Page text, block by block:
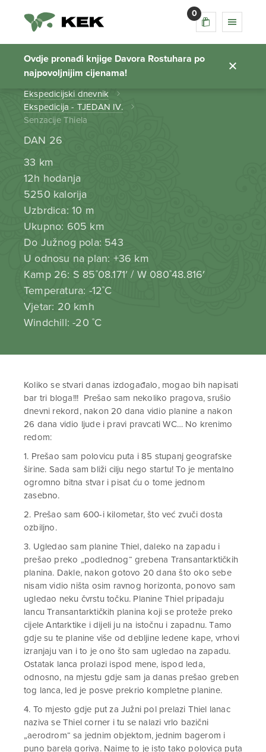
0
Ovdje pronađi knjige Davora Rostuhara po
najpovoljnijim cijenama!
Senzacije Thiela
Početna stranica
Ekspedicijski dnevnik
Ekspedicija - TJEDAN IV.
Senzacije Thiela
DAN 26
33 km
12h hodanja
5250 kalorija
Uzbrdica: 10 m
Ukupno: 605 km
Do Južnog pola: 543
U odnosu na plan: +36 km
Kamp 26: S 85˚08.171′ / W 080˚48.816′
Temperatura: -12˚C
Vjetar: 20 kmh
Windchill: -20 ˚C
Koliko se stvari danas izdogađalo, mogao bih napisati
bar tri bloga!!! Prešao sam nekoliko pragova, srušio
dnevni rekord, nakon 20 dana vidio planine a nakon
26 dana vidio ljude i pravi pravcati WC… No krenimo
redom:
1. Prešao sam polovicu puta i 85 stupanj geografske
širine. Sada sam bliži cilju nego startu! To je mentalno
ogromno bitna stvar i pisat ću o tome jednom
zasebno.
2. Prešao sam 600-i kilometar, što već zvuči dosta
ozbiljno.
3. Ugledao sam planine Thiel, daleko na zapadu i
prešao preko „podlednog“ grebena Transantarktičkih
planina. Dakle, nakon gotovo 20 dana što oko sebe
nisam vidio ništa osim ravnog horizonta, ponovo sam
ugledao neku čvrstu točku. Planine Thiel pripadaju
lancu Transantarktičkih planina koji se proteže preko
cijele Antarktike i dijeli ju na istočnu i zapadnu. Tamo
gdje su te planine više od debljine ledene kape, vrhovi
izranjaju van i to je ono što sam ugledao na zapadu.
Ostatak lanca prolazi ispod mene, ispod leda,
odnosno, na mjestu gdje sam ja danas prešao greben
tog lanca, led je posve prekrio kompletne planine.
4. To mjesto gdje put za Južni pol prelazi Thiel lanac
naziva se Thiel corner i tu se nalazi vrlo bazični
„aerodrom“ sa jednim objektom, jednim bagerom i
puno barela goriva. Naime to je isto tako polovica puta